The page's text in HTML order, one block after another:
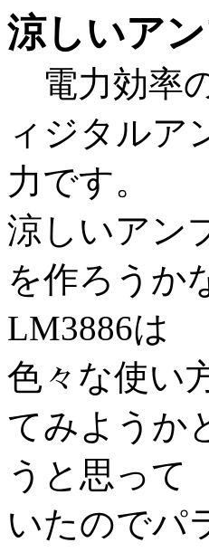
涼しいア
電力効率
ィジタルア
力です。
涼しいアン
を作ろうか
LM3886は
色々な使い
てみようか
うと思って
いたのでパ